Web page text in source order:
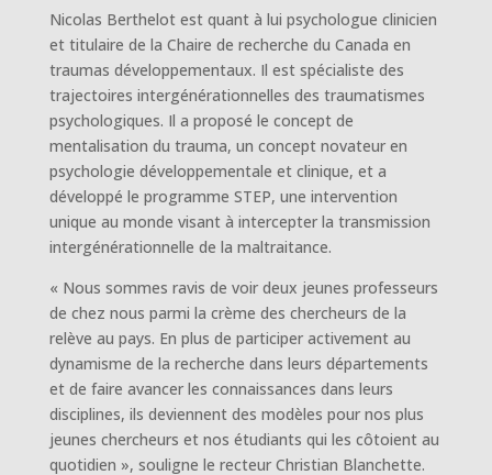
Nicolas Berthelot est quant à lui psychologue clinicien
et titulaire de la Chaire de recherche du Canada en
traumas développementaux. Il est spécialiste des
trajectoires intergénérationnelles des traumatismes
psychologiques. Il a proposé le concept de
mentalisation du trauma, un concept novateur en
psychologie développementale et clinique, et a
développé le programme STEP, une intervention
unique au monde visant à intercepter la transmission
intergénérationnelle de la maltraitance.
« Nous sommes ravis de voir deux jeunes professeurs
de chez nous parmi la crème des chercheurs de la
relève au pays. En plus de participer activement au
dynamisme de la recherche dans leurs départements
et de faire avancer les connaissances dans leurs
disciplines, ils deviennent des modèles pour nos plus
jeunes chercheurs et nos étudiants qui les côtoient au
quotidien », souligne le recteur Christian Blanchette.